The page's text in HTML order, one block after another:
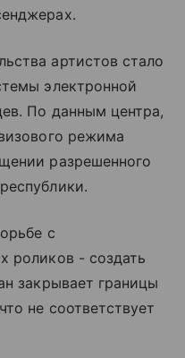
артистов стало
электронной
По данным центра,
режима
разрешенного
с
роликов - создать
закрывает границы
не соответствует